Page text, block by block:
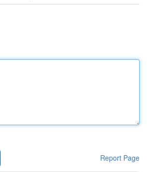
Report Page